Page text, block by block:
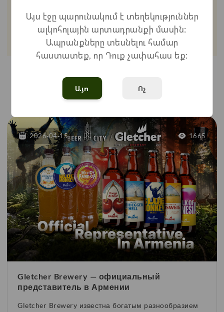
Быстрая доставка Широкий ассортимен
Բլոգ
Տեսնել Ավելին
2026-04-15 1665
Gletcher Brewery — официальный
представитель в Армении
Gletcher Brewery известна богатым разнообразием
Այս էջը պարունակում է տեղեկություններ
ալկոհոլային արտադրանքի մասին:
Ապրանքները տեսնելու համար
հաստատեք, որ Դուք չափահաս եք:
Այո Ոչ